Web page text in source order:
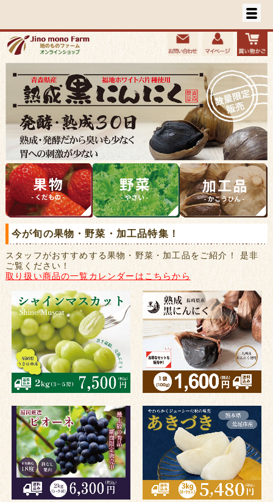
今が旬の果物・野菜・加工品特集！
スタッフがおすすめする果物・野菜・加工品をご紹介！ 是非
ご覧ください！
取り扱い商品の一覧カレンダーはこちらから